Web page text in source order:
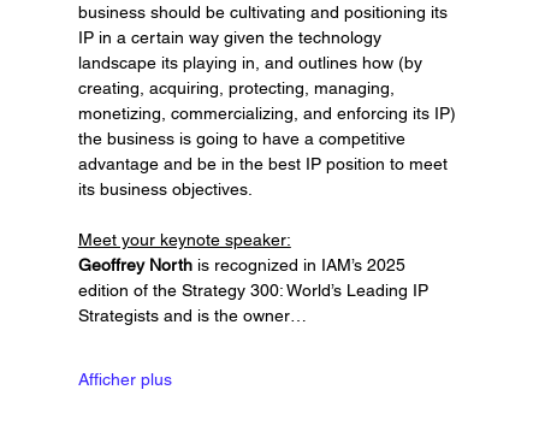
business should be cultivating and positioning its
IP in a certain way given the technology
landscape its playing in, and outlines how (by
creating, acquiring, protecting, managing,
monetizing, commercializing, and enforcing its IP)
the business is going to have a competitive
advantage and be in the best IP position to meet
its business objectives.
Meet your keynote speaker:
Geoffrey North is recognized in IAM’s 2025
edition of the Strategy 300: World’s Leading IP
Strategists and is the owner…
Afficher plus